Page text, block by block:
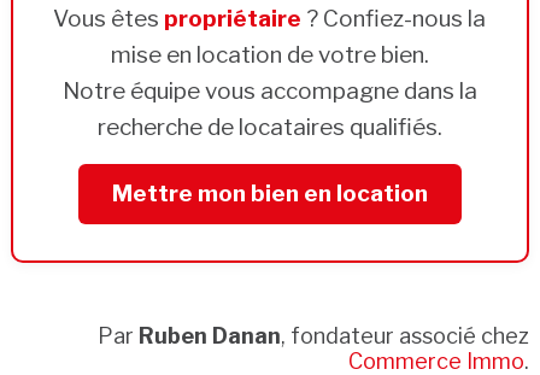
Vous êtes propriétaire ? Confiez-nous la
mise en location de votre bien.
Notre équipe vous accompagne dans la
recherche de locataires qualifiés.
Mettre mon bien en location
Par Ruben Danan, fondateur associé chez
Commerce Immo.